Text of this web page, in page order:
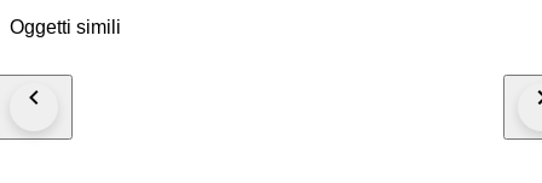
Oggetti simili